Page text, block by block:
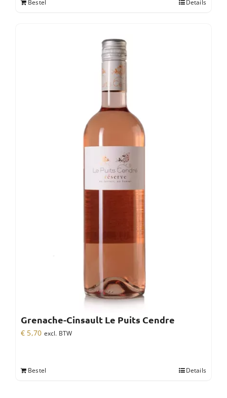
Bestel Details
Grenache-Cinsault Le Puits Cendre
€ 5,70 excl. BTW
Bestel Details